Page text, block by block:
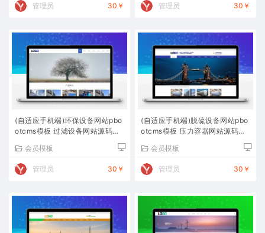
管理员 30￥ 管理员 30￥
(自适应手机端)环保设备网站pbo
otcms模板 过滤设备网站源码下
会员模板
管理员 30￥
(自适应手机端)脱硫设备网站pbo
otcms模板 压力容器网站源码下
会员模板
管理员 30￥